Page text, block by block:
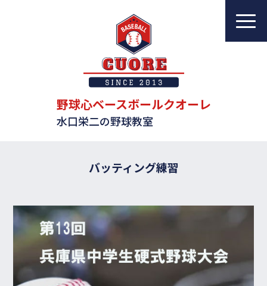
野球心ベースボールクオーレ
水口栄二の野球教室
野球心ベースボールクオーレ
水口栄二の野球教室
レッスンについて
指導者一覧
アクセス
お問い合わせ
バッティング練習